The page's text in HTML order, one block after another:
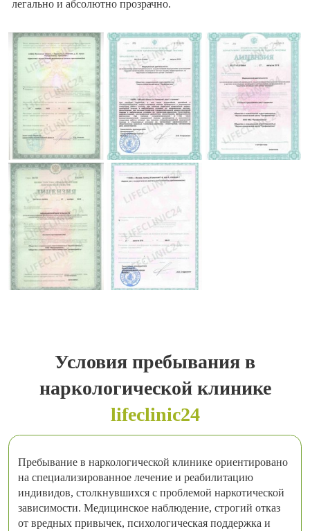
легально и абсолютно прозрачно.
Условия пребывания в
наркологической клинике
lifeclinic24
Пребывание в наркологической клинике ориентировано
на специализированное лечение и реабилитацию
индивидов, столкнувшихся с проблемой наркотической
зависимости. Медицинское наблюдение, строгий отказ
от вредных привычек, психологическая поддержка и